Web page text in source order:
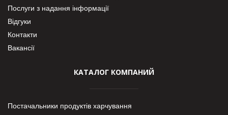
Послуги з надання інформації
Відгуки
Контакти
Вакансії
КАТАЛОГ КОМПАНИЙ
Постачальники продуктів харчування